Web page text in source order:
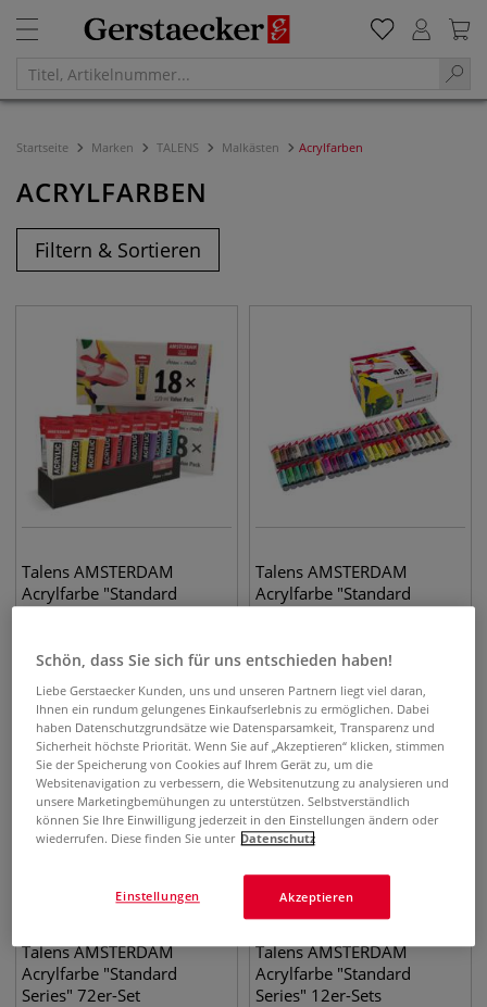
Startseite Marken TALENS Malkästen Acrylfarben
ACRYLFARBEN
Filtern & Sortieren
Talens AMSTERDAM
Acrylfarbe "Standard
2,16 l | 1 l 35,69€
Talens AMSTERDAM
Acrylfarbe "Standard
0,96 l | 1 l 57,46 €
Talens AMSTERDAM
Acrylfarbe "Standard
Series" 72er-Set
Talens AMSTERDAM
Acrylfarbe "Standard
Series" 12er-Sets
Schön, dass Sie sich für uns entschieden haben!
Liebe Gerstaecker Kunden, uns und unseren Partnern liegt viel daran,
Ihnen ein rundum gelungenes Einkaufserlebnis zu ermöglichen. Dabei
haben Datenschutzgrundsätze wie Datensparsamkeit, Transparenz und
Sicherheit höchste Priorität. Wenn Sie auf „Akzeptieren“ klicken, stimmen
Sie der Speicherung von Cookies auf Ihrem Gerät zu, um die
Websitenavigation zu verbessern, die Websitenutzung zu analysieren und
unsere Marketingbemühungen zu unterstützen. Selbstverständlich
können Sie Ihre Einwilligung jederzeit in den Einstellungen ändern oder
wiederrufen. Diese finden Sie unter Datenschutz
Akzeptieren
Einstellungen